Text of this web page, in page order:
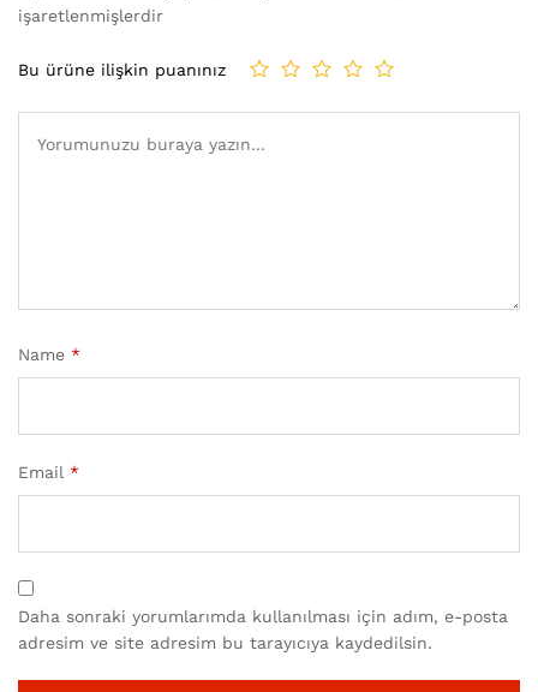
işaretlenmişlerdir
Bu ürüne ilişkin puanınız
Name *
Email *
Daha sonraki yorumlarımda kullanılması için adım, e-posta
adresim ve site adresim bu tarayıcıya kaydedilsin.